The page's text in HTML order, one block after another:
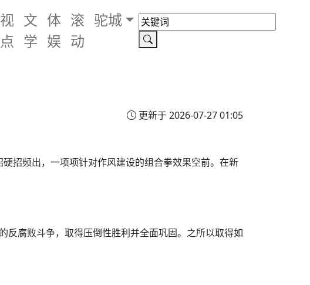
视
点
文
学
体
娱
滚
动
驼城
更新于 2026-07-27 01:05
招频出，一项项针对作风建设的组合拳效果空前。在新
反腐败斗争，取得压倒性胜利并全面巩固。之所以取得如